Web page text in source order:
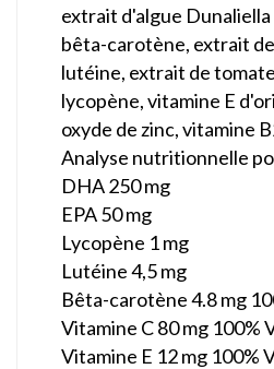
extrait d'algue Dunaliella
bêta-carotène, extrait
lutéine, extrait de
lycopène, vitamine E
oxyde de zinc, vitamine
Analyse nutritionnelle
DHA 250 mg
EPA 50 mg
Lycopène 1 mg
Lutéine 4,5 mg
Bêta-carotène 4.8 mg
Vitamine C 80 mg 100%
Vitamine E 12 mg 100%